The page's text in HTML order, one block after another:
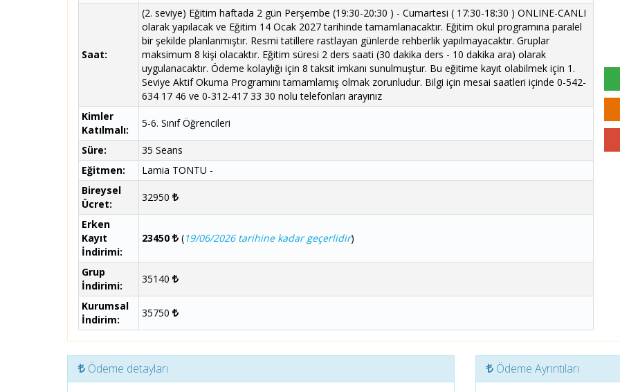
Saat:
(2. seviye) Eğitim haftada 2 gün Perşembe (19:30-20:30 ) - Cumartesi ( 17:30-18:30 ) ONLINE-CANLI
olarak yapılacak ve Eğitim 14 Ocak 2027 tarihinde tamamlanacaktır. Eğitim okul programına paralel
bir şekilde planlanmıştır. Resmi tatillere rastlayan günlerde rehberlik yapılmayacaktır. Gruplar
maksimum 8 kişi olacaktır. Eğitim süresi 2 ders saati (30 dakika ders - 10 dakika ara) olarak
uygulanacaktır. Ödeme kolaylığı için 8 taksit imkanı sunulmuştur. Bu eğitime kayıt olabilmek için 1.
Seviye Aktif Okuma Programını tamamlamış olmak zorunludur. Bilgi için mesai saatleri içinde 0-542-
634 17 46 ve 0-312-417 33 30 nolu telefonları arayınız
Kimler
Katılmalı:
5-6. Sınıf Öğrencileri
Süre:
35 Seans
Eğitmen:
Lamia TONTU -
Bireysel
Ücret:
32950
Erken
Kayıt
İndirimi:
23450 (19/06/2026 tarihine kadar geçerlidir)
Grup
İndirimi:
35140
Kurumsal
İndirim:
35750
Ödeme detayları Ödeme Ayrıntıları